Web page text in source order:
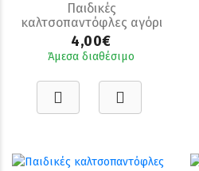
Παιδικές
καλτσοπαντόφλες αγόρι
πολύχρωμες
4,00€
Άμεσα διαθέσιμο